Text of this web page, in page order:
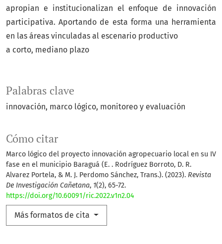
Palabras clave
innovación marco lógico monitoreo y evaluación
Cómo citar
Marco lógico del proyecto innovación agropecuario local en su IV
fase en el municipio Baraguá (E. . Rodríguez Borroto, D. R.
Alvarez Portela, & M. J. Perdomo Sánchez, Trans.). (2023). Revista
De Investigación Cañetana, 1(2), 65-72.
https://doi.org/10.60091/ric.2022.v1n2.04
Más formatos de cita
apropian e institucionalizan el enfoque de innovación
participativa. Aportando de esta forma una herramienta
en las áreas vinculadas al escenario productivo
a corto, mediano plazo